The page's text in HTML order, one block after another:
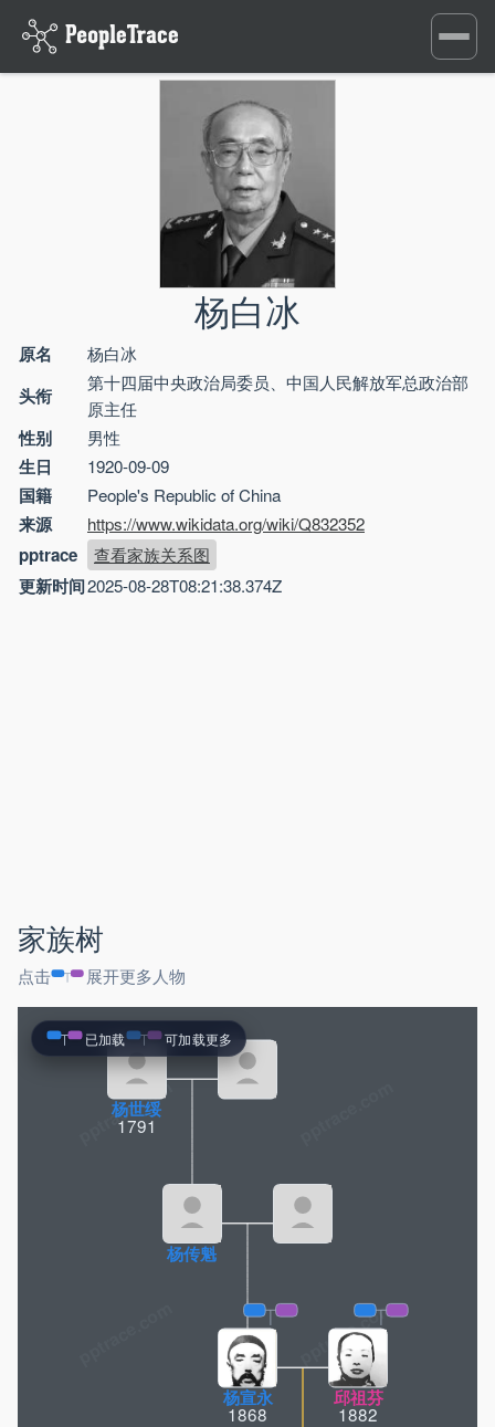
Toggle
杨白冰
原名 杨白冰
头衔
第十四届中央政治局委员、中国人民解放军总政治部
原主任
性别 男性
生日 1920-09-09
国籍 People's Republic of China
来源 https://www.wikidata.org/wiki/Q832352
pptrace 查看家族关系图
更新时间2025-08-28T08:21:38.374Z
家族树
点击 展开更多人物
pptrace.com
杨宣永
1868
邱祖芬
1882
杨传魁
杨世绥
1791
已加载 可加载更多